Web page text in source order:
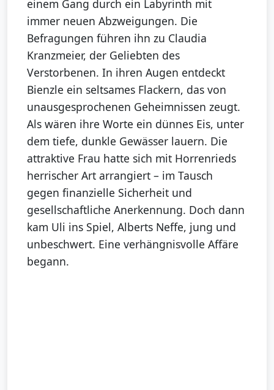
einem Gang durch ein Labyrinth mit
immer neuen Abzweigungen. Die
Befragungen führen ihn zu Claudia
Kranzmeier, der Geliebten des
Verstorbenen. In ihren Augen entdeckt
Bienzle ein seltsames Flackern, das von
unausgesprochenen Geheimnissen zeugt.
Als wären ihre Worte ein dünnes Eis, unter
dem tiefe, dunkle Gewässer lauern. Die
attraktive Frau hatte sich mit Horrenrieds
herrischer Art arrangiert – im Tausch
gegen finanzielle Sicherheit und
gesellschaftliche Anerkennung. Doch dann
kam Uli ins Spiel, Alberts Neffe, jung und
unbeschwert. Eine verhängnisvolle Affäre
begann.